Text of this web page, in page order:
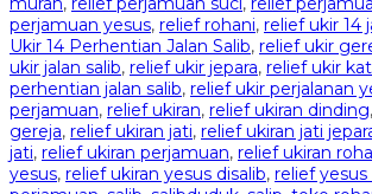
perjamuan yesus, relief rohani, relief ukir 14
Ukir 14 Perhentian Jalan Salib, relief ukir
ukir jalan salib, relief ukir jepara, relief ukir
perhentian jalan salib, relief ukir perjalanan
perjamuan, relief ukiran, relief ukiran dinding,
gereja, relief ukiran jati, relief ukiran jati
jati, relief ukiran perjamuan, relief ukiran
yesus, relief ukiran yesus disalib, relief yesus